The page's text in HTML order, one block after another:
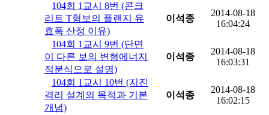
104회 1교시 8번 (콘크
리트 T형보의 플랜지 유
효폭 산정 이유)
이석종
2014-08-18
16:04:24
104회 1교시 9번 (단면
이 다른 보의 변형에너지
적분식으로 설명)
이석종
2014-08-18
16:03:31
104회 1교시 10번 (지진
격리 설계의 목적과 기본
개념)
이석종
2014-08-18
16:02:15